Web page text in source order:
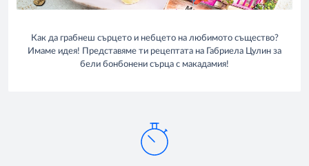
Как да грабнеш сърцето и небцето на любимото същество?
Имаме идея! Представяме ти рецептата на Габриела Цулин за
бели бонбонени сърца с макадамия!